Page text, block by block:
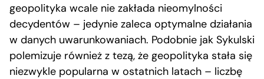
geopolityka wcale nie zakłada nieomylności
decydentów – jedynie zaleca optymalne działania
w danych uwarunkowaniach. Podobnie jak Sykulski
polemizuje również z tezą, że geopolityka stała się
niezwykle popularna w ostatnich latach – liczbę